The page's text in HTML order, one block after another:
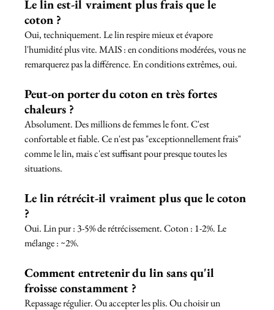
Le lin est-il vraiment plus frais que le
coton ?
Oui, techniquement. Le lin respire mieux et évapore
l'humidité plus vite. MAIS : en conditions modérées, vous ne
remarquerez pas la différence. En conditions extrêmes, oui.
Peut-on porter du coton en très fortes
chaleurs ?
Absolument. Des millions de femmes le font. C'est
confortable et fiable. Ce n'est pas "exceptionnellement frais"
comme le lin, mais c'est suffisant pour presque toutes les
situations.
Le lin rétrécit-il vraiment plus que le coton
?
Oui. Lin pur : 3-5% de rétrécissement. Coton : 1-2%. Le
mélange : ~2%.
Comment entretenir du lin sans qu'il
froisse constamment ?
Repassage régulier. Ou accepter les plis. Ou choisir un